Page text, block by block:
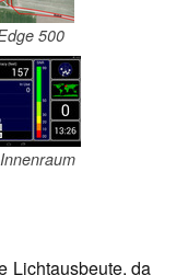
500
Lichtausbeute, da